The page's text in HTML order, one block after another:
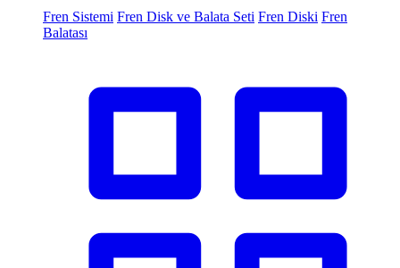
Fren Sistemi Fren Disk ve Balata Seti Fren Diski Fren
Balatası